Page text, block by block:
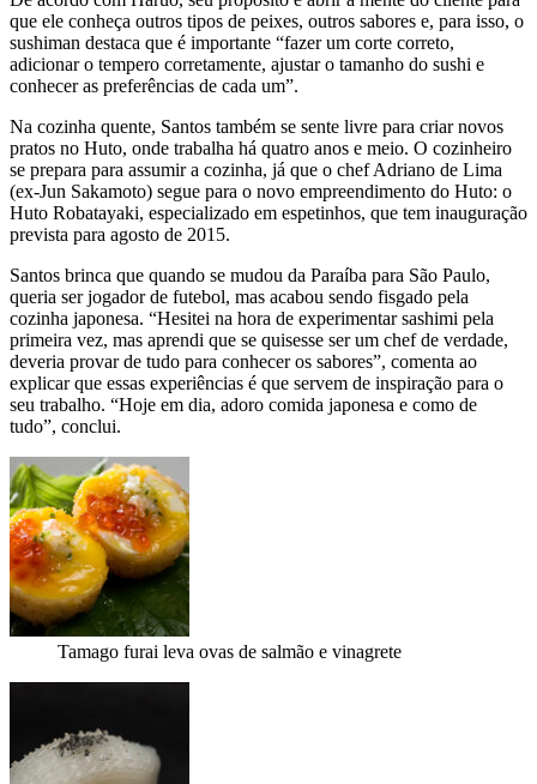
que ele conheça outros tipos de peixes, outros sabores e, para isso, o
sushiman destaca que é importante “fazer um corte correto,
adicionar o tempero corretamente, ajustar o tamanho do sushi e
conhecer as preferências de cada um”.
Na cozinha quente, Santos também se sente livre para criar novos
pratos no Huto, onde trabalha há quatro anos e meio. O cozinheiro
se prepara para assumir a cozinha, já que o chef Adriano de Lima
(ex-Jun Sakamoto) segue para o novo empreendimento do Huto: o
Huto Robatayaki, especializado em espetinhos, que tem inauguração
prevista para agosto de 2015.
Santos brinca que quando se mudou da Paraíba para São Paulo,
queria ser jogador de futebol, mas acabou sendo fisgado pela
cozinha japonesa. “Hesitei na hora de experimentar sashimi pela
primeira vez, mas aprendi que se quisesse ser um chef de verdade,
deveria provar de tudo para conhecer os sabores”, comenta ao
explicar que essas experiências é que servem de inspiração para o
seu trabalho. “Hoje em dia, adoro comida japonesa e como de
tudo”, conclui.
Tamago furai leva ovas de salmão e vinagrete